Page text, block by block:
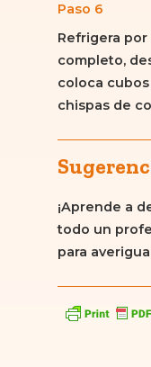
Paso 6
Refrigera
completo,
coloca
chispas de
¡Aprende a
todo un
para